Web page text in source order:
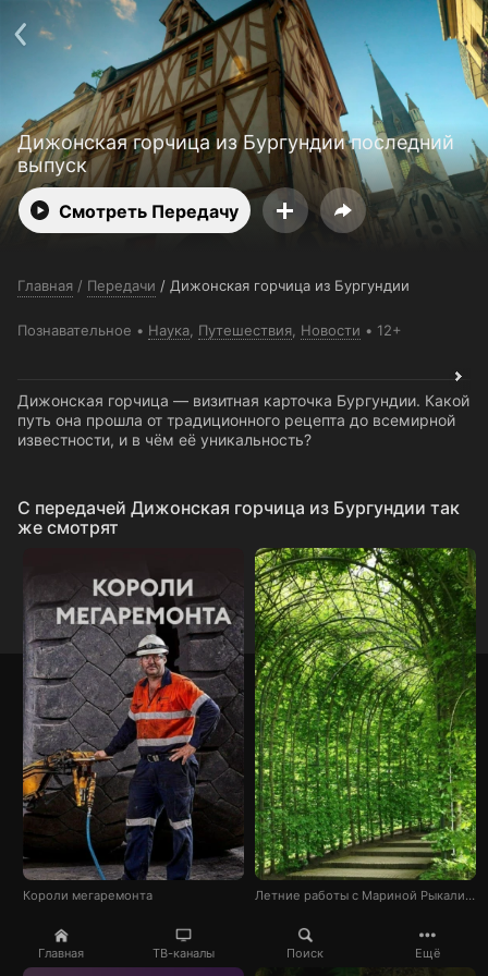
Главная ТВ-каналы Поиск Ещё
Дижонская горчица из Бургундии последний
выпуск
Смотреть Передачу
Главная / Передачи / Дижонская горчица из Бургундии
Познавательное Наука Путешествия Новости 12+
Дижонская горчица — визитная карточка Бургундии. Какой
путь она прошла от традиционного рецепта до всемирной
известности, и в чём её уникальность?
C передачей Дижонская горчица из Бургундии так
же смотрят
Короли мегаремонта Летние работы с Мариной Рыкалиной
Поддержка: support@24h.tv
Пользовательское соглашение
Политика конфиденциальности
Для партнёров
Открыть приложение
Ввести промокод
Установить на ТВ
Бесплатные каналы Контакты